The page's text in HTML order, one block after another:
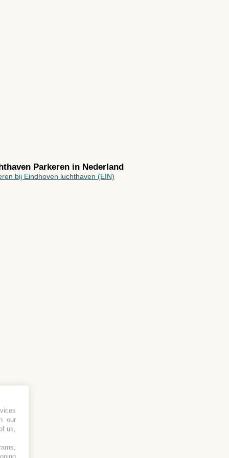
Parkeren in Nederland
bij Eindhoven luchthaven (EIN)
our
us,